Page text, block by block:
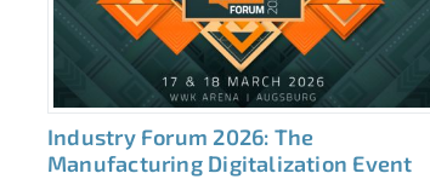
Industry Forum 2026: The
Manufacturing Digitalization Event